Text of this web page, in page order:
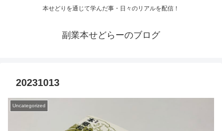
本せどりを通じて学んだ事・日々のリアルを配信！
副業本せどらーのブログ
20231013
Uncategorized